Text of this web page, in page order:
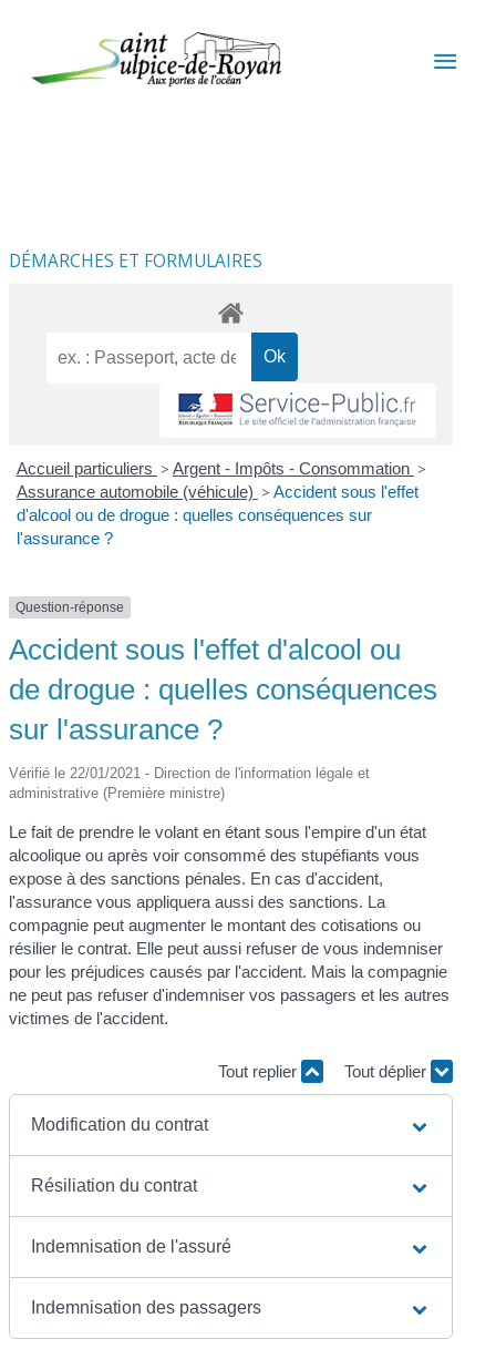
DÉMARCHES ET FORMULAIRES
Accueil particuliers > Argent - Impôts - Consommation >
Assurance automobile (véhicule) > Accident sous l'effet
d'alcool ou de drogue : quelles conséquences sur
l'assurance ?
Question-réponse
Accident sous l'effet d'alcool ou
de drogue : quelles conséquences
sur l'assurance ?
Vérifié le 22/01/2021 - Direction de l'information légale et
administrative (Première ministre)
Le fait de prendre le volant en étant sous l'empire d'un état
alcoolique ou après voir consommé des stupéfiants vous
expose à des sanctions pénales. En cas d'accident,
l'assurance vous appliquera aussi des sanctions. La
compagnie peut augmenter le montant des cotisations ou
résilier le contrat. Elle peut aussi refuser de vous indemniser
pour les préjudices causés par l'accident. Mais la compagnie
ne peut pas refuser d'indemniser vos passagers et les autres
victimes de l'accident.
Tout replier Tout déplier
Modification du contrat
Résiliation du contrat
Indemnisation de l'assuré
Indemnisation des passagers